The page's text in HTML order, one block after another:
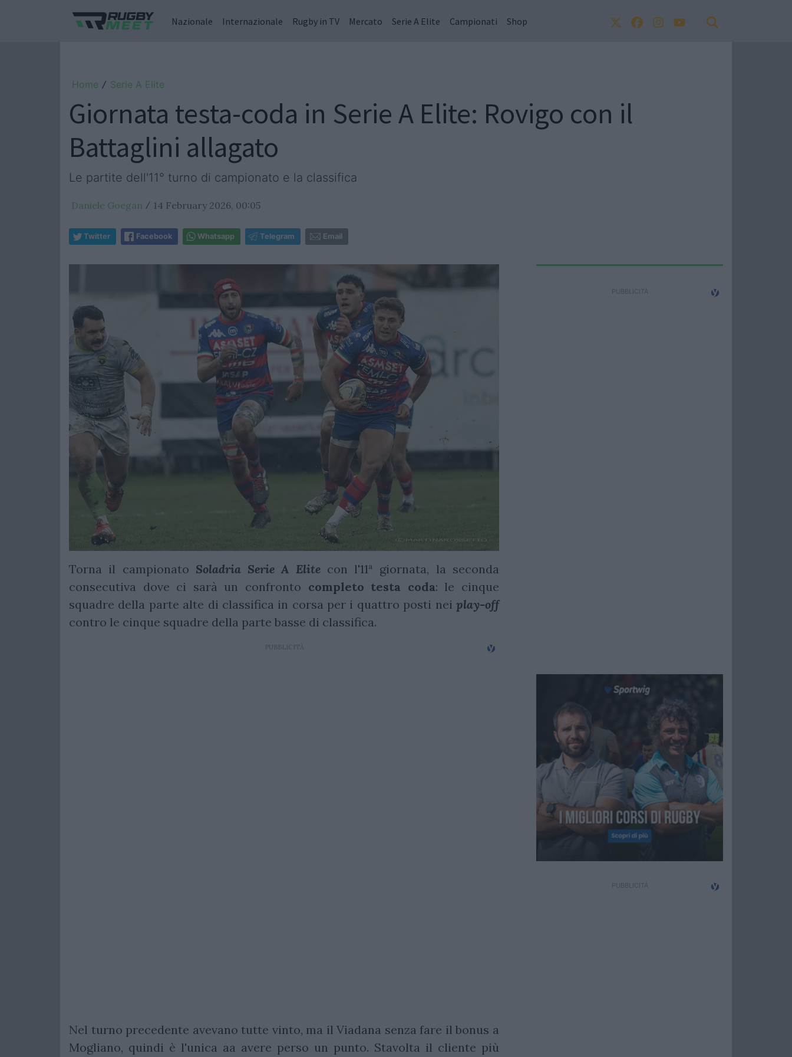
Nazionale Internazionale Rugby in TV Mercato Serie A Elite Campionati Shop
Home / Serie A Elite
Giornata testa-coda in Serie A Elite: Rovigo con il
Battaglini allagato
Le partite dell'11° turno di campionato e la classifica
Daniele Goegan / 14 February 2026, 00:05
Twitter Facebook Whatsapp Telegram Email
Torna il campionato Soladria Serie A Elitecon l'11ª giornata, la seconda
consecutiva dove ci sarà un confronto completo testa coda: le cinque
squadre della parte alte di classifica in corsa per i quattro posti nei play-off
contro le cinque squadre della parte basse di classifica.
Nel turno precedente avevano tutte vinto, ma il Viadana senza fare il bonus a
Mogliano, quindi è l'unica aa avere perso un punto. Stavolta il cliente più